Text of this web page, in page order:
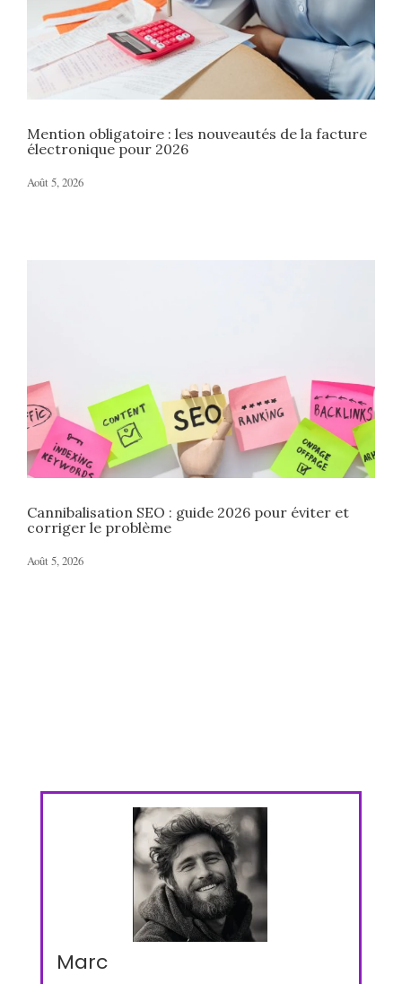
Mention obligatoire : les nouveautés de la facture
électronique pour 2026
Août 5, 2026
Cannibalisation SEO : guide 2026 pour éviter et
corriger le problème
Août 5, 2026
Marc